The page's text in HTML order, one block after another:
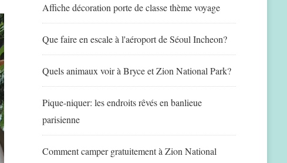
Affiche décoration porte de classe thème voyage
Que faire en escale à l'aéroport de Séoul Incheon?
Quels animaux voir à Bryce et Zion National Park?
Pique-niquer: les endroits rêvés en banlieue
parisienne
Comment camper gratuitement à Zion National